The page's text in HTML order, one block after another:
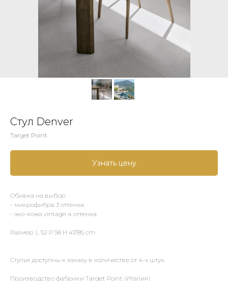
Стул Denver
Target Point
Узнать цену
Обивка на выбор:
- микрофибра 3 оттенка
- эко-кожа vintage 4 оттенка
Размер: L 52 P 58 H 47/85 cm
Стулья доступны к заказу в количестве от 4-х штук.
Производство фабрики Target Point (Италия)